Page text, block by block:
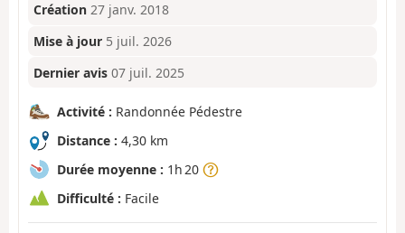
Création 27 janv. 2018
Mise à jour 5 juil. 2026
Dernier avis 07 juil. 2025
Activité : Randonnée Pédestre
Distance : 4,30 km
Durée moyenne : 1h 20
Difficulté : Facile